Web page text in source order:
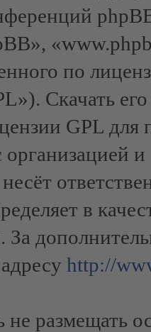
по
Скачать
GPL для
организацией
в
За
http://
не размещать